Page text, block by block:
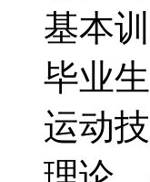
基本
毕业
运动